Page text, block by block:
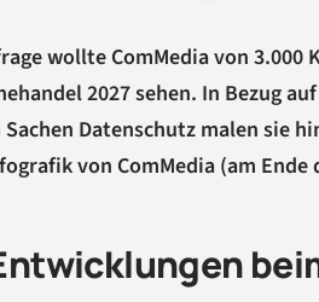
wollte ComMedia von 3.000
2027 sehen. In Bezug
Datenschutz malen sie
von ComMedia (am